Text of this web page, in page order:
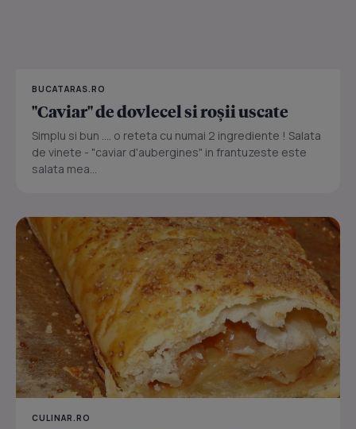
BUCATARAS.RO
"Caviar" de dovlecel si roșii uscate
Simplu si bun .... o reteta cu numai 2 ingrediente ! Salata
de vinete - "caviar d'aubergines" in frantuzeste este
salata mea...
CULINAR.RO